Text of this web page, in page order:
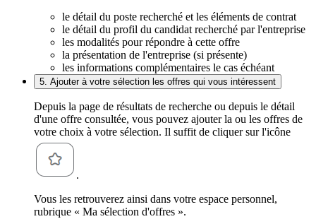
le détail du poste recherché et les éléments de contrat
le détail du profil du candidat recherché par l'entreprise
les modalités pour répondre à cette offre
la présentation de l'entreprise (si présente)
les informations complémentaires le cas échéant
5. Ajouter à votre sélection les offres qui vous intéressent
Depuis la page de résultats de recherche ou depuis le détail
d'une offre consultée, vous pouvez ajouter la ou les offres de
votre choix à votre sélection. Il suffit de cliquer sur l'icône
.
Vous les retrouverez ainsi dans votre espace personnel,
rubrique « Ma sélection d'offres ».